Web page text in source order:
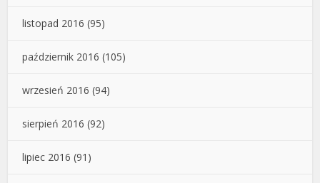
listopad 2016 (95)
październik 2016 (105)
wrzesień 2016 (94)
sierpień 2016 (92)
lipiec 2016 (91)